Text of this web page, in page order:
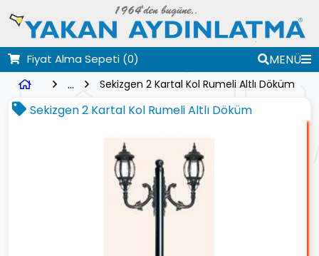
Fiyat Alma Sepeti (0)
MENÜ
...
Sekizgen 2 Kartal Kol Rumeli Altlı Döküm
Sekizgen 2 Kartal Kol Rumeli Altlı Döküm